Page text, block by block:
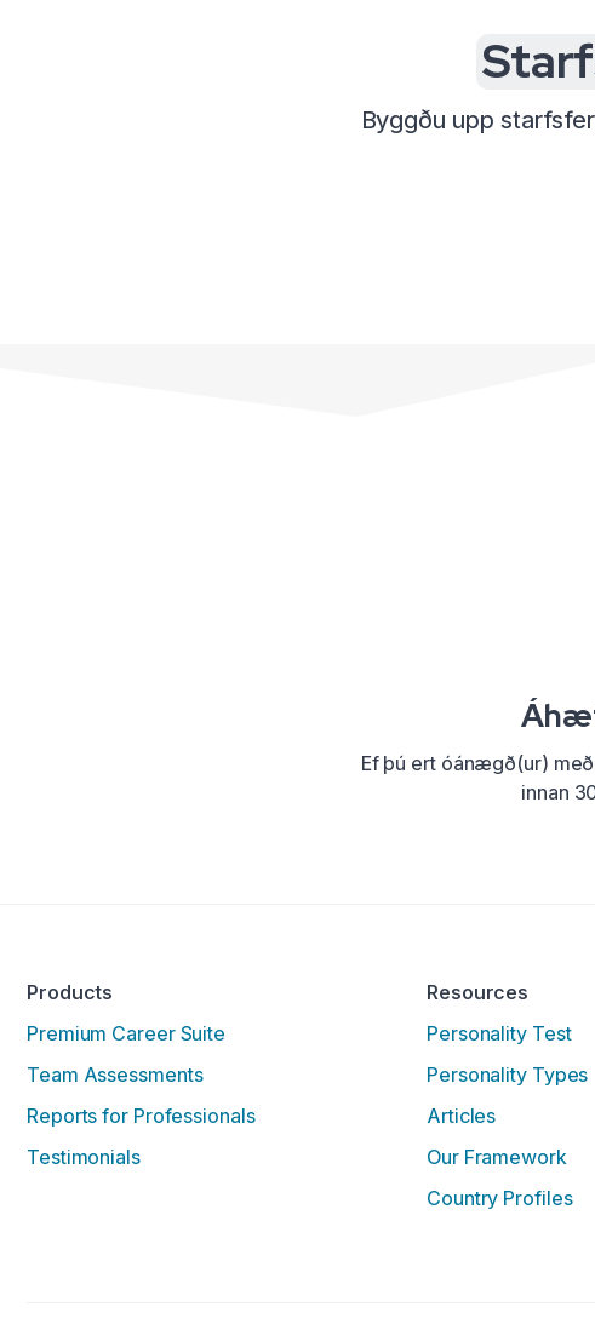
Byggðu upp
Ef þú ert óánægð(ur)
innan
Products
Premium Career Suite
Team Assessments
Reports for Professionals
Testimonials
Resources
Personality Test
Personality Types
Articles
Our Framework
Country Profiles